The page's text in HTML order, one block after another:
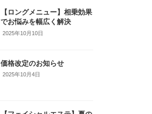
【ロングメニュー】相乗効果
でお悩みを幅広く解決
2025年10月10日
価格改定のお知らせ
2025年10月4日